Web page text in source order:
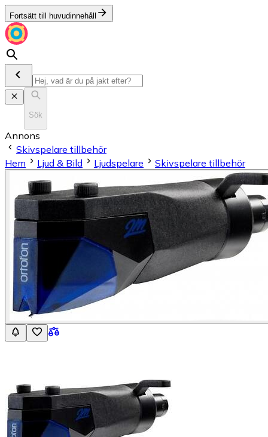
Fortsätt till huvudinnehåll
Sök
Annons
Skivspelare tillbehör
Hem
Ljud & Bild Ljudspelare Skivspelare tillbehör